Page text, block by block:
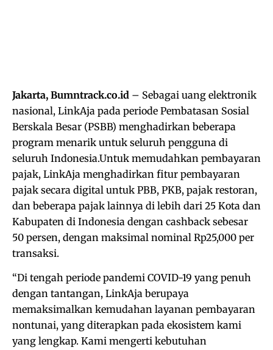
Jakarta, Bumntrack.co.id – Sebagai uang elektronik
nasional, LinkAja pada periode Pembatasan Sosial
Berskala Besar (PSBB) menghadirkan beberapa
program menarik untuk seluruh pengguna di
seluruh Indonesia.Untuk memudahkan pembayaran
pajak, LinkAja menghadirkan fitur pembayaran
pajak secara digital untuk PBB, PKB, pajak restoran,
dan beberapa pajak lainnya di lebih dari 25 Kota dan
Kabupaten di Indonesia dengan cashback sebesar
50 persen, dengan maksimal nominal Rp25,000 per
transaksi.
“Di tengah periode pandemi COVID-19 yang penuh
dengan tantangan, LinkAja berupaya
memaksimalkan kemudahan layanan pembayaran
nontunai, yang diterapkan pada ekosistem kami
yang lengkap. Kami mengerti kebutuhan